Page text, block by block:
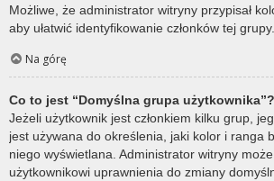
Możliwe, że administrator witryny przypisał
aby ułatwić identyfikowanie członków tej grupy.
Na górę
Co to jest “Domyślna grupa użytkownika”?
Jeżeli użytkownik jest członkiem kilku grup,
jest używana do określenia, jaki kolor i ranga
niego wyświetlana. Administrator witryny
użytkownikowi uprawnienia do zmiany